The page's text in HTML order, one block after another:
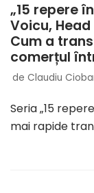
„15 repere
Voicu,
Cum a
comerțul
de Claudiu
Seria „15
mai rapide